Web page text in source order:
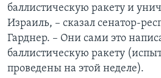
баллистическую ракету и
Израиль, – сказал сенатор-
Гарднер. – Они сами это
баллистическую ракету
проведены на этой неделе).